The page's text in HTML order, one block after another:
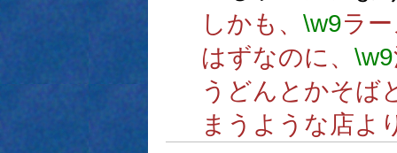
しかも、 \w9ラ
はずなのに、 \w9
うどんとかそば
まうような店よ